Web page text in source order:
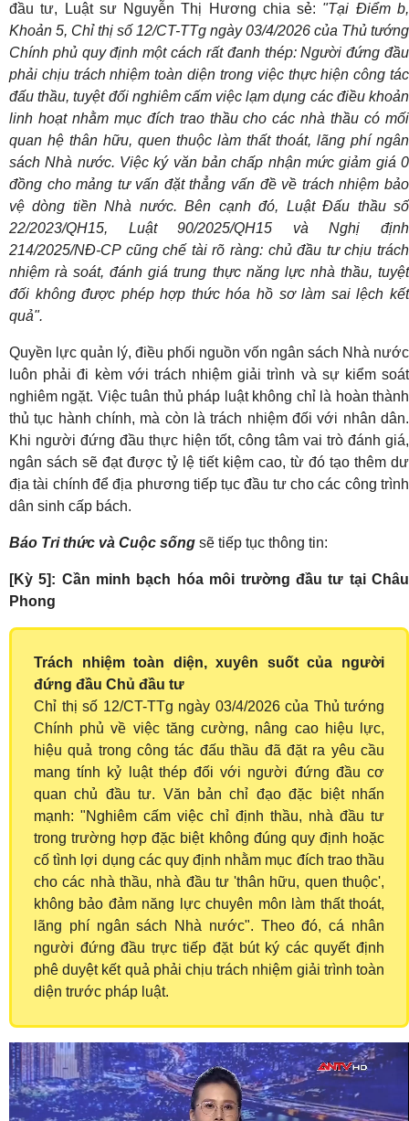
đầu tư, Luật sư Nguyễn Thị Hương chia sẻ: "Tại Điểm b,
Khoản 5, Chỉ thị số 12/CT-TTg ngày 03/4/2026 của Thủ tướng
Chính phủ quy định một cách rất đanh thép: Người đứng đầu
phải chịu trách nhiệm toàn diện trong việc thực hiện công tác
đấu thầu, tuyệt đối nghiêm cấm việc lạm dụng các điều khoản
linh hoạt nhằm mục đích trao thầu cho các nhà thầu có mối
quan hệ thân hữu, quen thuộc làm thất thoát, lãng phí ngân
sách Nhà nước. Việc ký văn bản chấp nhận mức giảm giá 0
đồng cho mảng tư vấn đặt thẳng vấn đề về trách nhiệm bảo
vệ dòng tiền Nhà nước. Bên cạnh đó, Luật Đấu thầu số
22/2023/QH15, Luật 90/2025/QH15 và Nghị định
214/2025/NĐ-CP cũng chế tài rõ ràng: chủ đầu tư chịu trách
nhiệm rà soát, đánh giá trung thực năng lực nhà thầu, tuyệt
đối không được phép hợp thức hóa hồ sơ làm sai lệch kết
quả".
Quyền lực quản lý, điều phối nguồn vốn ngân sách Nhà nước
luôn phải đi kèm với trách nhiệm giải trình và sự kiểm soát
nghiêm ngặt. Việc tuân thủ pháp luật không chỉ là hoàn thành
thủ tục hành chính, mà còn là trách nhiệm đối với nhân dân.
Khi người đứng đầu thực hiện tốt, công tâm vai trò đánh giá,
ngân sách sẽ đạt được tỷ lệ tiết kiệm cao, từ đó tạo thêm dư
địa tài chính để địa phương tiếp tục đầu tư cho các công trình
dân sinh cấp bách.
Báo Tri thức và Cuộc sống sẽ tiếp tục thông tin:
[Kỳ 5]: Cần minh bạch hóa môi trường đầu tư tại Châu
Phong
Trách nhiệm toàn diện, xuyên suốt của người
đứng đầu Chủ đầu tư
Chỉ thị số 12/CT-TTg ngày 03/4/2026 của Thủ tướng
Chính phủ về việc tăng cường, nâng cao hiệu lực,
hiệu quả trong công tác đấu thầu đã đặt ra yêu cầu
mang tính kỷ luật thép đối với người đứng đầu cơ
quan chủ đầu tư. Văn bản chỉ đạo đặc biệt nhấn
mạnh: "Nghiêm cấm việc chỉ định thầu, nhà đầu tư
trong trường hợp đặc biệt không đúng quy định hoặc
cố tình lợi dụng các quy định nhằm mục đích trao thầu
cho các nhà thầu, nhà đầu tư 'thân hữu, quen thuộc',
không bảo đảm năng lực chuyên môn làm thất thoát,
lãng phí ngân sách Nhà nước". Theo đó, cá nhân
người đứng đầu trực tiếp đặt bút ký các quyết định
phê duyệt kết quả phải chịu trách nhiệm giải trình toàn
diện trước pháp luật.